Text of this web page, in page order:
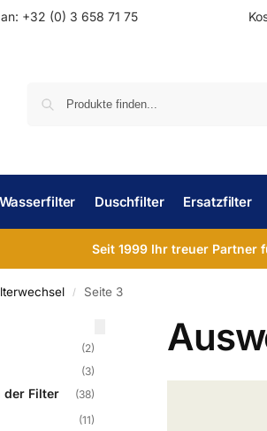
+32 (0) 3 658 71 75
Wasserfilter Duschfilter Ersatzfilter
Seit 1999 Ihr treuer Partner
/ Seite 3
(2)
(3)
der Filter (38)
(11)